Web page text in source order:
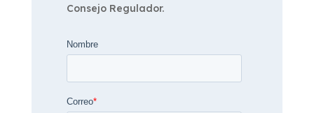
Consejo Regulador.